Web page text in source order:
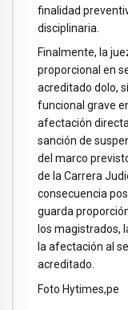
finalidad
disciplinaria.
Finalmente, la
proporcional en
acreditado dolo,
funcional grave
afectación
sanción de
del marco
de la Carrera
consecuencia
guarda
los magistrados,
la afectación al
acreditado.
Foto Hytimes,pe